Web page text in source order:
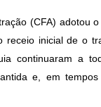
(CFA) adotou o
receio inicial de o
continuaram a
e, em